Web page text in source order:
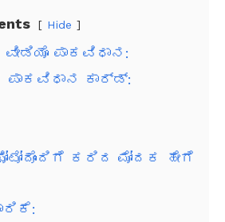
Hide
ಪಾಕವಿಧಾನ:
ಕಾರ್ಡ್:
ಕರಿದ ಮೋದಕ ಹೇಗೆ